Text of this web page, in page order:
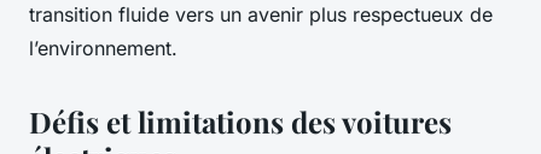
transition fluide vers un avenir plus respectueux de
l’environnement.
Défis et limitations des voitures